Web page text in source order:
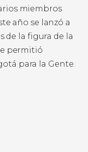
miembros
año se lanzó a
de la figura de la
permitió
para la Gente.